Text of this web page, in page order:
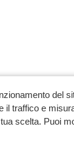
del
il traffico e
scelta. Puoi